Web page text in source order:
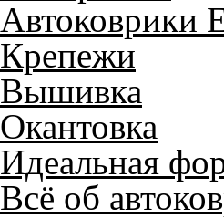
Автоковрики
Крепежи
Вышивка
Окантовка
Идеальная
Всё об